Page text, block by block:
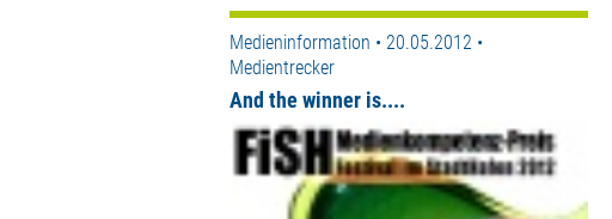
Medieninformation • 20.05.2012 •
Medientrecker
And the winner is....